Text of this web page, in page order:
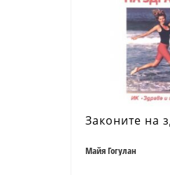
Законите на
Майя Гогулан